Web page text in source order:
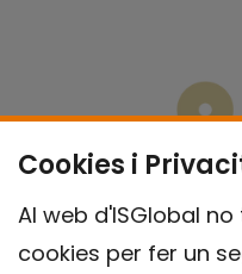
Cookies i
Al web d'ISGlobal
cookies per fer un